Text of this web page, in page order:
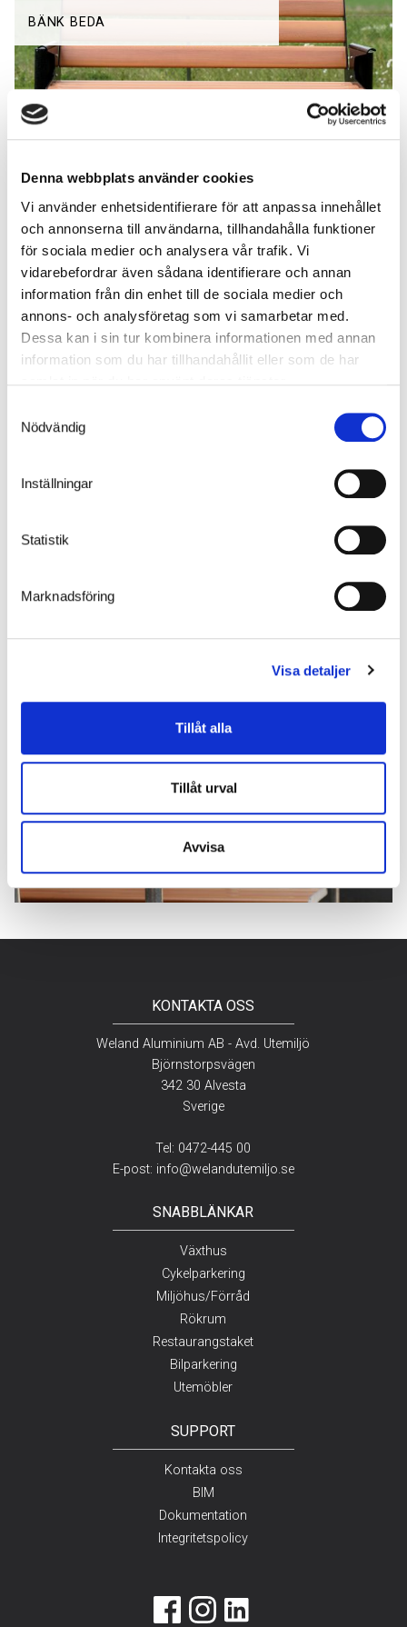
Denna webbplats använder cookies
Vi använder enhetsidentifierare för att anpassa innehållet
och annonserna till användarna, tillhandahålla funktioner
för sociala medier och analysera vår trafik. Vi
vidarebefordrar även sådana identifierare och annan
information från din enhet till de sociala medier och
annons- och analysföretag som vi samarbetar med.
Dessa kan i sin tur kombinera informationen med annan
information som du har tillhandahållit eller som de har
Nödvändig
Inställningar
Statistik
Marknadsföring
Visa detaljer
Tillåt alla
Tillåt urval
Avvisa
BÄNK BEDA
BÄNK BRAGE
KONTAKTA OSS
Weland Aluminium AB - Avd. Utemiljö
Björnstorpsvägen
342 30 Alvesta
Sverige
Tel: 0472-445 00
E-post: info@welandutemiljo.se
SNABBLÄNKAR
Växthus
Cykelparkering
Miljöhus/Förråd
Rökrum
Restaurangstaket
Bilparkering
Utemöbler
SUPPORT
Kontakta oss
BIM
Dokumentation
Integritetspolicy